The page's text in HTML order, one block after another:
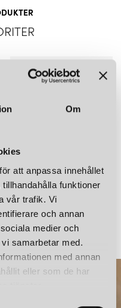
Om
att anpassa innehållet
funktioner
vår trafik. Vi
och annan
medier och
samarbetar med.
med annan
eller som de har
2 645 kr